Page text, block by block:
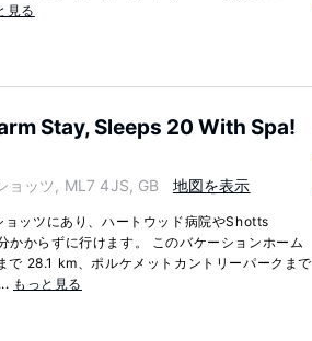
見る
Stay, Sleeps 20 With Spa!
ッツ, ML7 4JS, GB 地図を表示
ョッツにあり、ハートウッド病院やShotts
からずに行けます。 このバケーションホーム
で 28.1 km、ポルケメットカントリーパークまで
もっと見る